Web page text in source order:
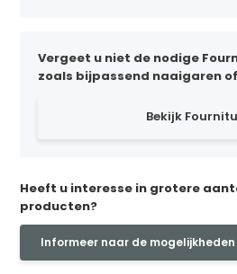
Vergeet u niet de nodige
zoals bijpassend naaigaren
Bekijk
Heeft u interesse in grotere
producten?
Informeer naar de mogelijkheden